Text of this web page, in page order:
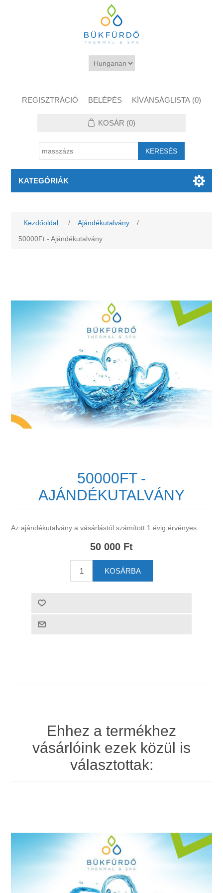
REGISZTRÁCIÓ BELÉPÉS KÍVÁNSÁGLISTA (0)
KOSÁR (0)
KATEGÓRIÁK
Kezdőoldal / Ajándékutalvány
/
50000Ft - Ajándékutalvány
50000FT -
AJÁNDÉKUTALVÁNY
Az ajándékutalvány a vásárlástól számított 1 évig érvényes.
50 000 Ft
Ehhez a termékhez
vásárlóink ezek közül is
választottak: